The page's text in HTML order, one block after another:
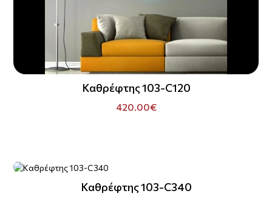
Καθρέφτης 103-C120
420.00€
Καθρέφτης 103-C340